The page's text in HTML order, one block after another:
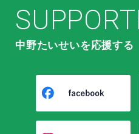
中野たいせいを応援する